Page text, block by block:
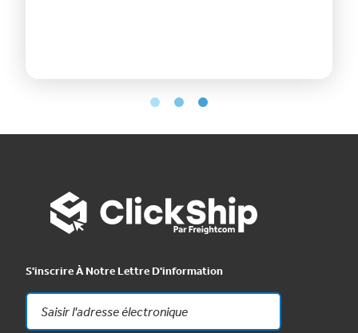
S'inscrire À Notre Lettre D'information